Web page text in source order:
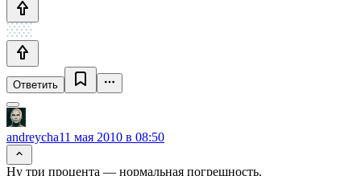
Ответить
andreycha11 мая 2010 в 08:50
Ну три процента — нормальная погрешность.